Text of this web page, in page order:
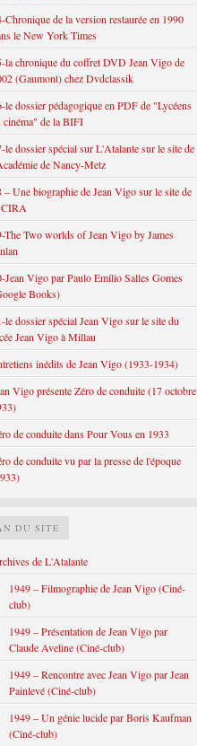
Chronique de la version restaurée en 1990
le New York Times
la chronique du coffret DVD Jean Vigo de
(Gaumont) chez Dvdclassik
le dossier pédagogique en PDF de "Lycéens
cinéma" de la BIFI
le dossier spécial sur L'Atalante sur le site de
de Nancy-Metz
– Une biographie de Jean Vigo sur le site de
The Two worlds of Jean Vigo by James
Jean Vigo par Paulo Emílio Salles Gomes
Books)
le dossier spécial Jean Vigo sur le site du
Jean Vigo à Millau
inédits de Jean Vigo (1933-1934)
Vigo présente Zéro de conduite (17 octobre
de conduite dans Pour Vous en 1933
de conduite vu par la presse de l'époque
DU SITE
de L'Atalante
1949 – Filmographie de Jean Vigo (Ciné-
club)
1949 – Présentation de Jean Vigo par
Claude Aveline (Ciné-club)
1949 – Rencontre avec Jean Vigo par Jean
Painlevé (Ciné-club)
1949 – Un génie lucide par Boris Kaufman
(Ciné-club)